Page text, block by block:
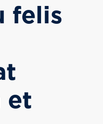
felis
et